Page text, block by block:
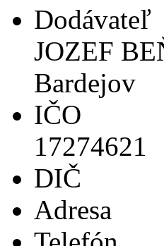
Dodávateľ
JOZEF
Bardejov
IČO
17274621
DIČ
Adresa